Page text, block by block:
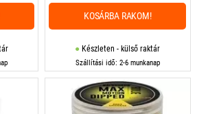
Készleten - külső raktár
Szállítási idő: 2-6 munkanap
KOSÁRBA RAKOM!